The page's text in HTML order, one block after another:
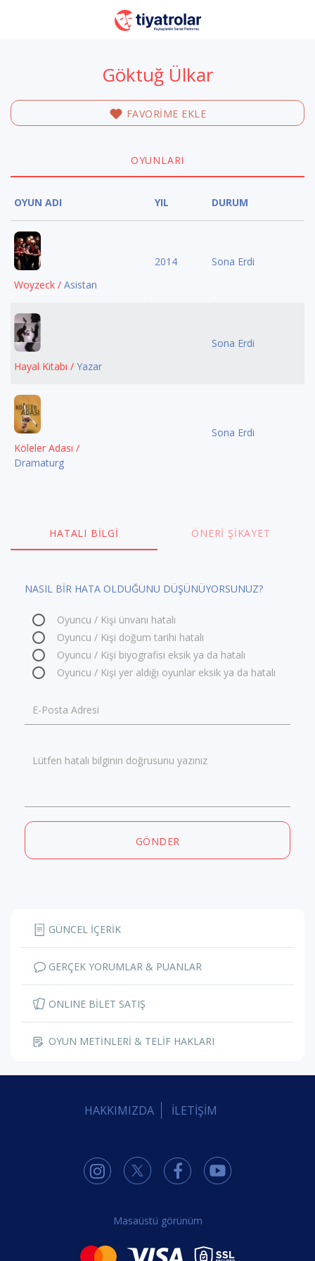
Göktuğ Ülkar
FAVORİME EKLE
OYUNLARI
OYUN ADI YIL DURUM
Woyzeck / Asistan
2014 Sona Erdi
Hayal Kitabı / Yazar
Sona Erdi
Köleler Adası /
Dramaturg
Sona Erdi
HATALI BILGI ÖNERI ŞIKAYET
NASIL BİR HATA OLDUĞUNU DÜŞÜNÜYORSUNUZ?
Oyuncu / Kişi ünvanı hatalı
Oyuncu / Kişi doğum tarihi hatalı
Oyuncu / Kişi biyografisi eksik ya da hatalı
Oyuncu / Kişi yer aldığı oyunlar eksik ya da hatalı
E-Posta Adresi
Lütfen hatalı bilginin doğrusunu yazınız
GÖNDER
GÜNCEL İÇERİK
GERÇEK YORUMLAR & PUANLAR
ONLINE BİLET SATIŞ
OYUN METİNLERİ & TELİF HAKLARI
HAKKIMIZDA İLETİŞİM
Masaüstü görünüm